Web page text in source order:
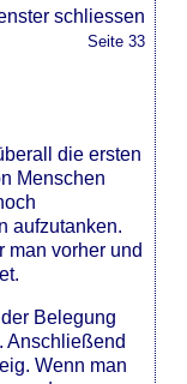
Seite 33
die ersten
Menschen
aufzutanken.
man vorher und
Belegung
Anschließend
Wenn man